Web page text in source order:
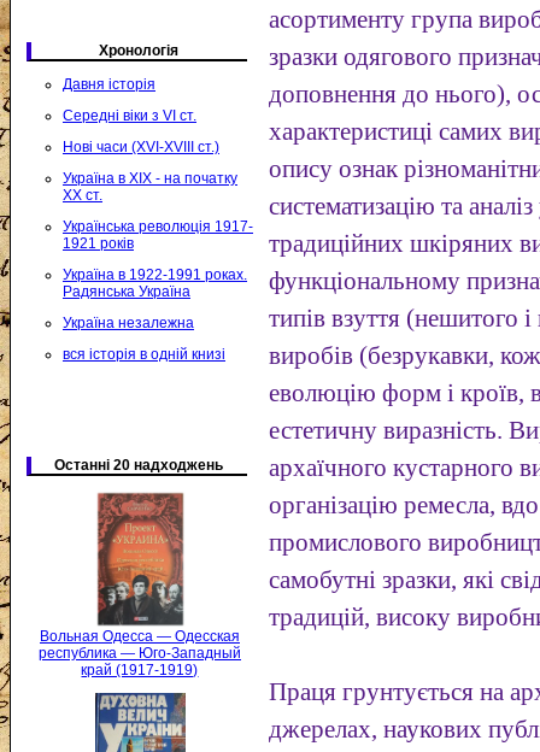
Хронологія
Давня історія
Середні віки з VI ст.
Нові часи (XVI-XVIII ст.)
Україна в XIX - на початку
XX ст.
Українська революція 1917-
1921 років
Україна в 1922-1991 роках.
Радянська Україна
Україна незалежна
вся історія в одній книзі
Останні 20 надходжень
Вольная Одесса — Одесская
республика — Юго-Западный
край (1917-1919)
асортименту група
зразки одягового
доповнення до нього),
характеристиці самих
опису ознак
систематизацію та
традиційних шкіряних
функціональному
типів взуття (нешитого
виробів (безрукавки,
еволюцію форм і кроїв,
естетичну виразність.
архаїчного кустарного
організацію ремесла,
промислового
самобутні зразки, які
традицій, високу
Праця грунтується на
джерелах, наукових